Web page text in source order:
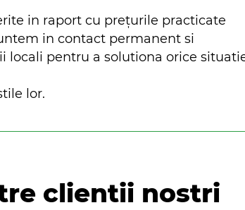
in raport cu prețurile practicate
in contact permanent si
locali pentru a solutiona orice
lor.
clientii nostri